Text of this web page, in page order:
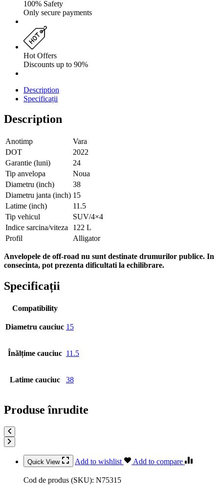
100% Safety
Only secure payments
Hot Offers
Discounts up to 90%
Description
Specificații
Description
Anotimp
Vara
DOT
2022
Garantie (luni)
24
Tip anvelopa
Noua
Diametru (inch)
38
Diametru janta (inch) 15
Latime (inch)
11.5
Tip vehicul
SUV/4×4
Indice sarcina/viteza
122 L
Profil
Alligator
Anvelopele de off-road nu sunt destinate drumurilor publice. In
consecinta, pot prezenta dificultati la echilibrare.
Specificații
Compatibility
Diametru cauciuc 15
Înălțime cauciuc 11.5
Latime cauciuc 38
Produse înrudite
Quick View Add to wishlist Add to compare
Cod de produs (SKU): N75315